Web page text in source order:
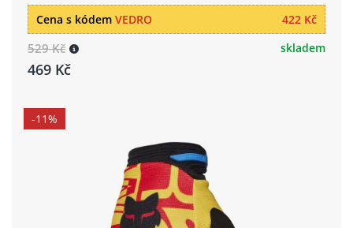
422 Kč
Cena s kódem VEDRO
529 Kč
469 Kč
skladem
-11%